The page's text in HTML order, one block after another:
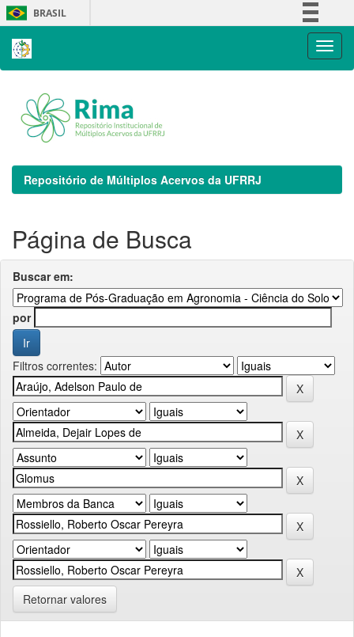
Skip
navigation
BRASIL
Repositório de Múltiplos Acervos da UFRRJ
Página de Busca
Buscar em:
por
Filtros correntes:
Retornar valores